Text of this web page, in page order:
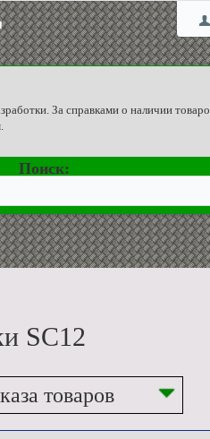
За справками о наличии
Поиск:
SC12
товаров